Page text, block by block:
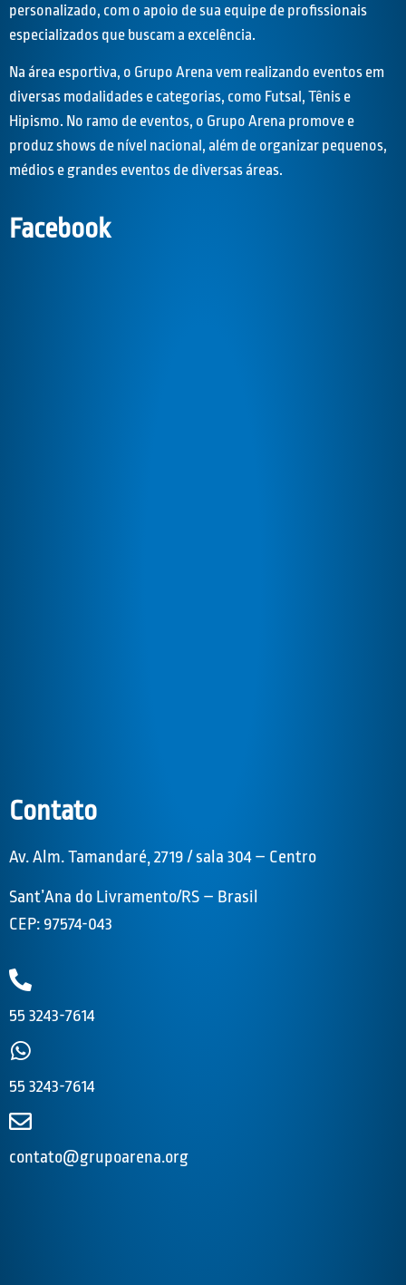
personalizado, com o apoio de sua equipe de profissionais
especializados que buscam a excelência.
Na área esportiva, o Grupo Arena vem realizando eventos em
diversas modalidades e categorias, como Futsal, Tênis e
Hipismo. No ramo de eventos, o Grupo Arena promove e
produz shows de nível nacional, além de organizar pequenos,
médios e grandes eventos de diversas áreas.
Facebook
Contato
Av. Alm. Tamandaré, 2719 / sala 304 – Centro
Sant’Ana do Livramento/RS – Brasil
CEP: 97574-043
55 3243-7614
55 3243-7614
contato@grupoarena.org